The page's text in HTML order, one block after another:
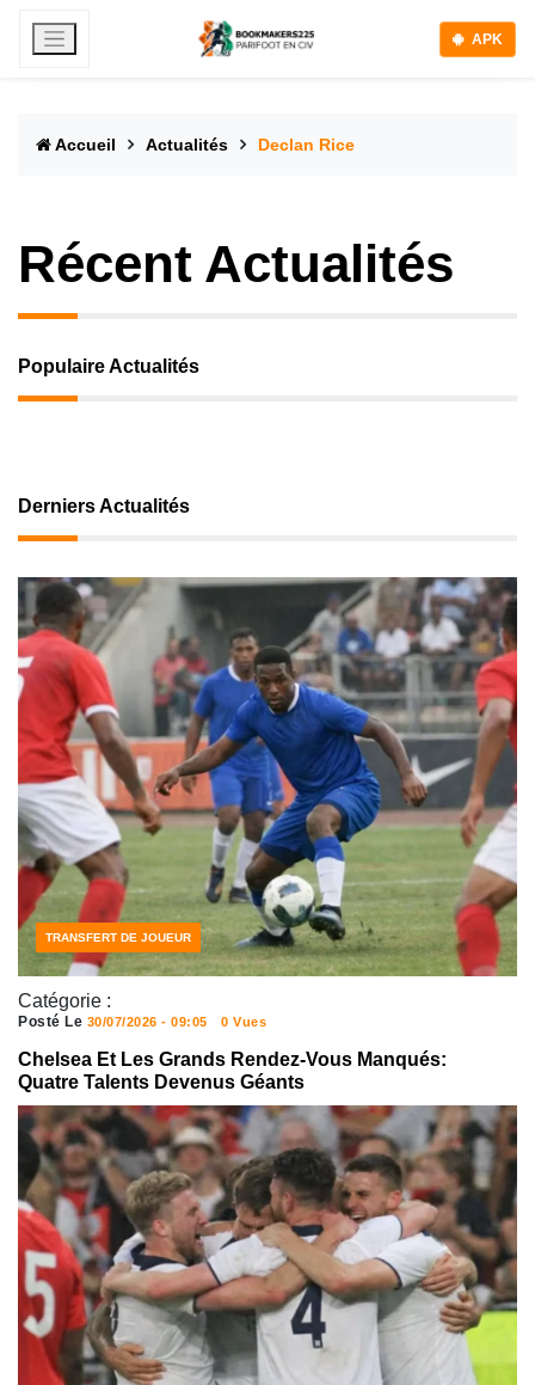
APK
Accueil Actualités Declan Rice
Récent Actualités
Populaire Actualités
Derniers Actualités
Catégorie :
FOOTBALL
FOOTBALL JOUEURS
TRANSFERT DE JOUEUR
Posté Le 30/07/2026 - 09:05 0 Vues
Chelsea Et Les Grands Rendez-Vous Manqués:
Quatre Talents Devenus Géants